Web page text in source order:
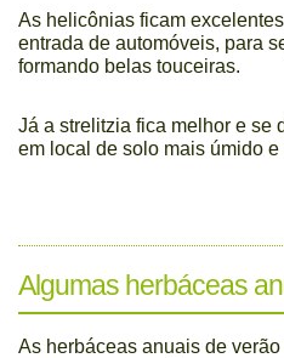
As helicônias ficam
entrada de automóveis, para
formando belas touceiras.
Já a strelitzia fica melhor e se
em local de solo mais úmido e
Algumas herbáceas
As herbáceas anuais de